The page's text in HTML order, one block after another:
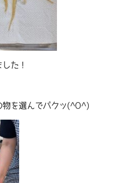
た！
物を選んでパクッ(^O^)